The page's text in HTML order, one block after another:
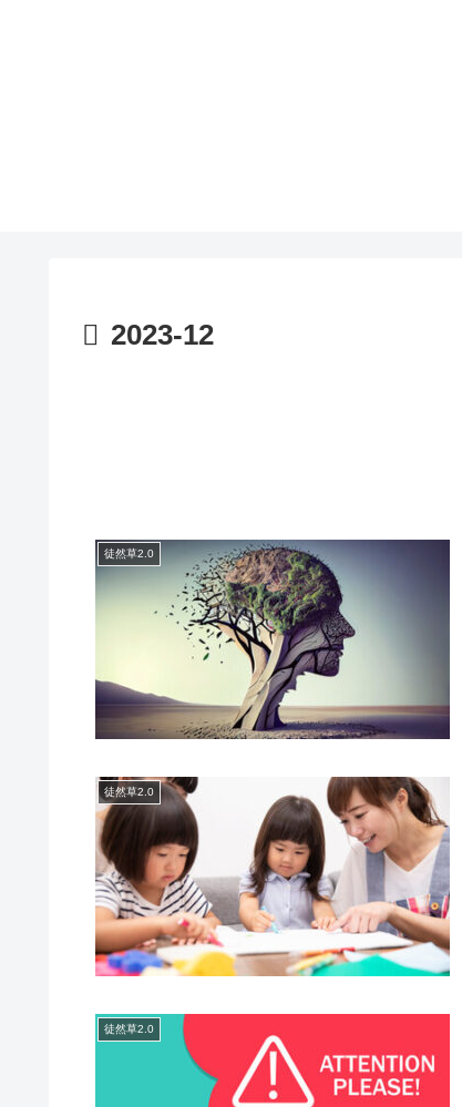
2023-12
徒然草2.0
徒然草2.0
徒然草2.0